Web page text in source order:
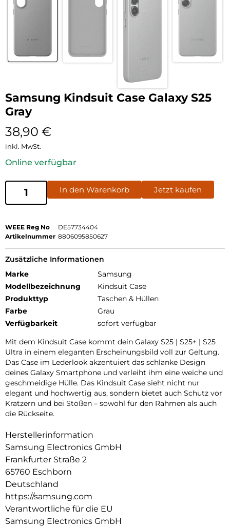
Samsung Kindsuit Case Galaxy S25
Gray
38,90 €
inkl. MwSt.
Online verfügbar
In den Warenkorb Jetzt kaufen
WEEE Reg No
DE57734404
Artikelnummer 8806095850627
Zusätzliche Informationen
Marke
Samsung
Modellbezeichnung
Kindsuit Case
Produkttyp
Taschen & Hüllen
Farbe
Grau
Verfügbarkeit
sofort verfügbar
Mit dem Kindsuit Case kommt dein Galaxy S25 | S25+ | S25
Ultra in einem eleganten Erscheinungsbild voll zur Geltung.
Das Case im Lederlook akzentuiert das schlanke Design
deines Galaxy Smartphone und verleiht ihm eine weiche und
geschmeidige Hülle. Das Kindsuit Case sieht nicht nur
elegant und hochwertig aus, sondern bietet auch Schutz vor
Kratzern und bei Stößen – sowohl für den Rahmen als auch
die Rückseite.
Herstellerinformation
Samsung Electronics GmbH
Frankfurter Straße 2
65760 Eschborn
Deutschland
https://samsung.com
Verantwortliche für die EU
Samsung Electronics GmbH